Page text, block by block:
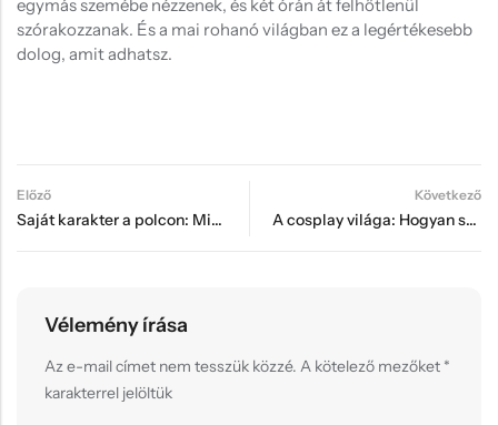
egymás szemébe nézzenek, és két órán át felhőtlenül
szórakozzanak. És a mai rohanó világban ez a legértékesebb
dolog, amit adhatsz.
Előző
Saját karakter a polcon: Miért akar minden RPG játékos egyedi figurát?
Következő
A cosplay világa: Hogyan segíti a 3D nyomtatás a jelmezkészítőket?
Vélemény írása
Az e-mail címet nem tesszük közzé. A kötelező mezőket *
karakterrel jelöltük